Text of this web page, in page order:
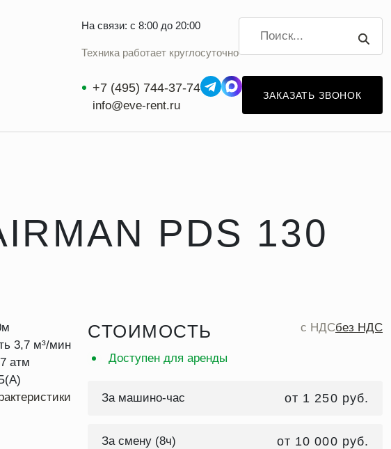
На связи: с 8:00 до 20:00
Техника работает круглосуточно
+7 (495) 744-37-74
info@eve-rent.ru
ЗАКАЗАТЬ ЗВОНОК
PDS 130
СТОИМОСТЬ c НДСбез НДС
Доступен для аренды
За машино-час от 1 250 руб.
За смену (8ч) от 10 000 руб.
3,7 м³/мин
7 атм